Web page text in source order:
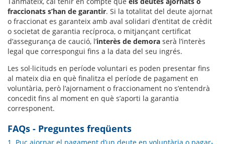
fraccionats s’han de garantir. Si la totalitat del deute ajornat
o fraccionat es garanteix amb aval solidari d’entitat de crèdit
o societat de garantia recíproca, o mitjançant certificat
d’assegurança de caució, l’interès de demora serà l’interès
legal que correspongui fins a la data del seu ingrés.
Les sol·licituds en període voluntari es poden presentar fins
al mateix dia en què finalitza el període de pagament en
voluntària, però l’ajornament o fraccionament no s’entendrà
concedit fins al moment en què s’aporti la garantia
corresponent.
FAQs - Preguntes freqüents
1. Puc ajornar el pagament d’un deute en voluntària o pagar-